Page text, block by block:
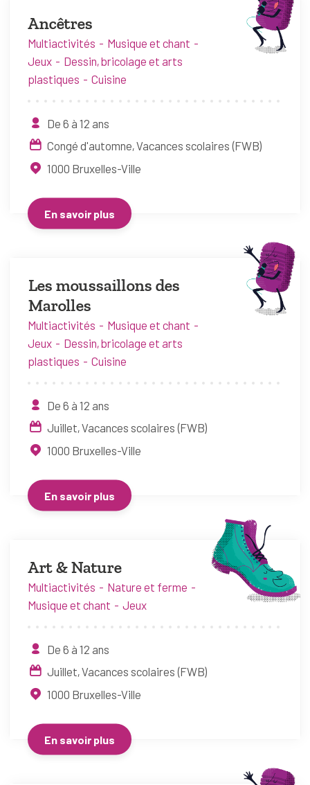
Ancêtres
Multiactivités
Musique et chant
Jeux
Dessin, bricolage et arts
plastiques
Cuisine
De 6 à 12 ans
Congé d'automne Vacances scolaires (FWB)
1000 Bruxelles-Ville
En savoir plus
Les moussaillons des
Marolles
Multiactivités
Musique et chant
Jeux
Dessin, bricolage et arts
plastiques
Cuisine
De 6 à 12 ans
Juillet Vacances scolaires (FWB)
1000 Bruxelles-Ville
En savoir plus
Art & Nature
Multiactivités
Nature et ferme
Musique et chant
Jeux
De 6 à 12 ans
Juillet Vacances scolaires (FWB)
1000 Bruxelles-Ville
En savoir plus